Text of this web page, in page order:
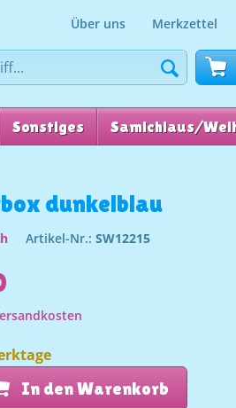
Über uns Merkzettel
Sonstiges Samichlaus/
dunkelblau
Artikel-Nr.: SW12215
In den Warenkorb